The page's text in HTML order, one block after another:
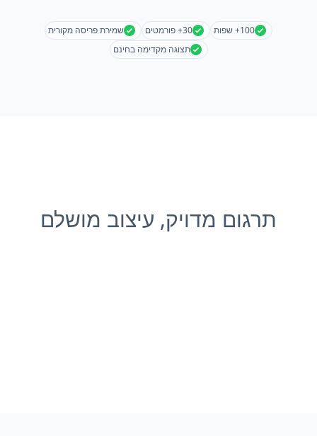
100+ שפות 30+ פורמטים
שמירת פריסה מקורית
תצוגה מקדימה בחינם
תרגום מדויק, עיצוב מושלם